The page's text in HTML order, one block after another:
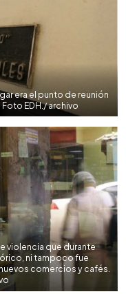
era el punto de reunión
EDH./ archivo
violencia que durante
ni tampoco fue
comercios y cafés.